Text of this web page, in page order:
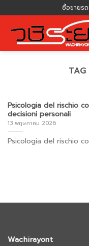
to
content
ซื้อขายร
Psicologia del rischio
decisioni personali
13 พฤษภาคม 2026
Psicologia del rischio
Wachirayont